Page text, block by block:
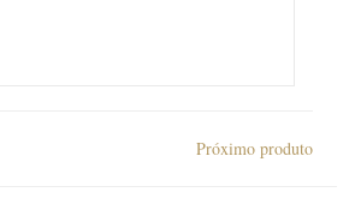
Próximo produto